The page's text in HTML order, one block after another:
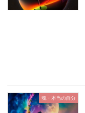
魂・本当の自分